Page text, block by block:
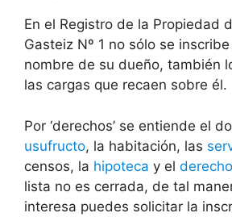
En el Registro de la Propiedad
Gasteiz Nº 1 no sólo se
nombre de su dueño, también
las cargas que recaen sobre él.
Por ‘derechos’ se entiende el
usufructo, la habitación, las
censos, la hipoteca y el
lista no es cerrada, de tal
interesa puedes solicitar la